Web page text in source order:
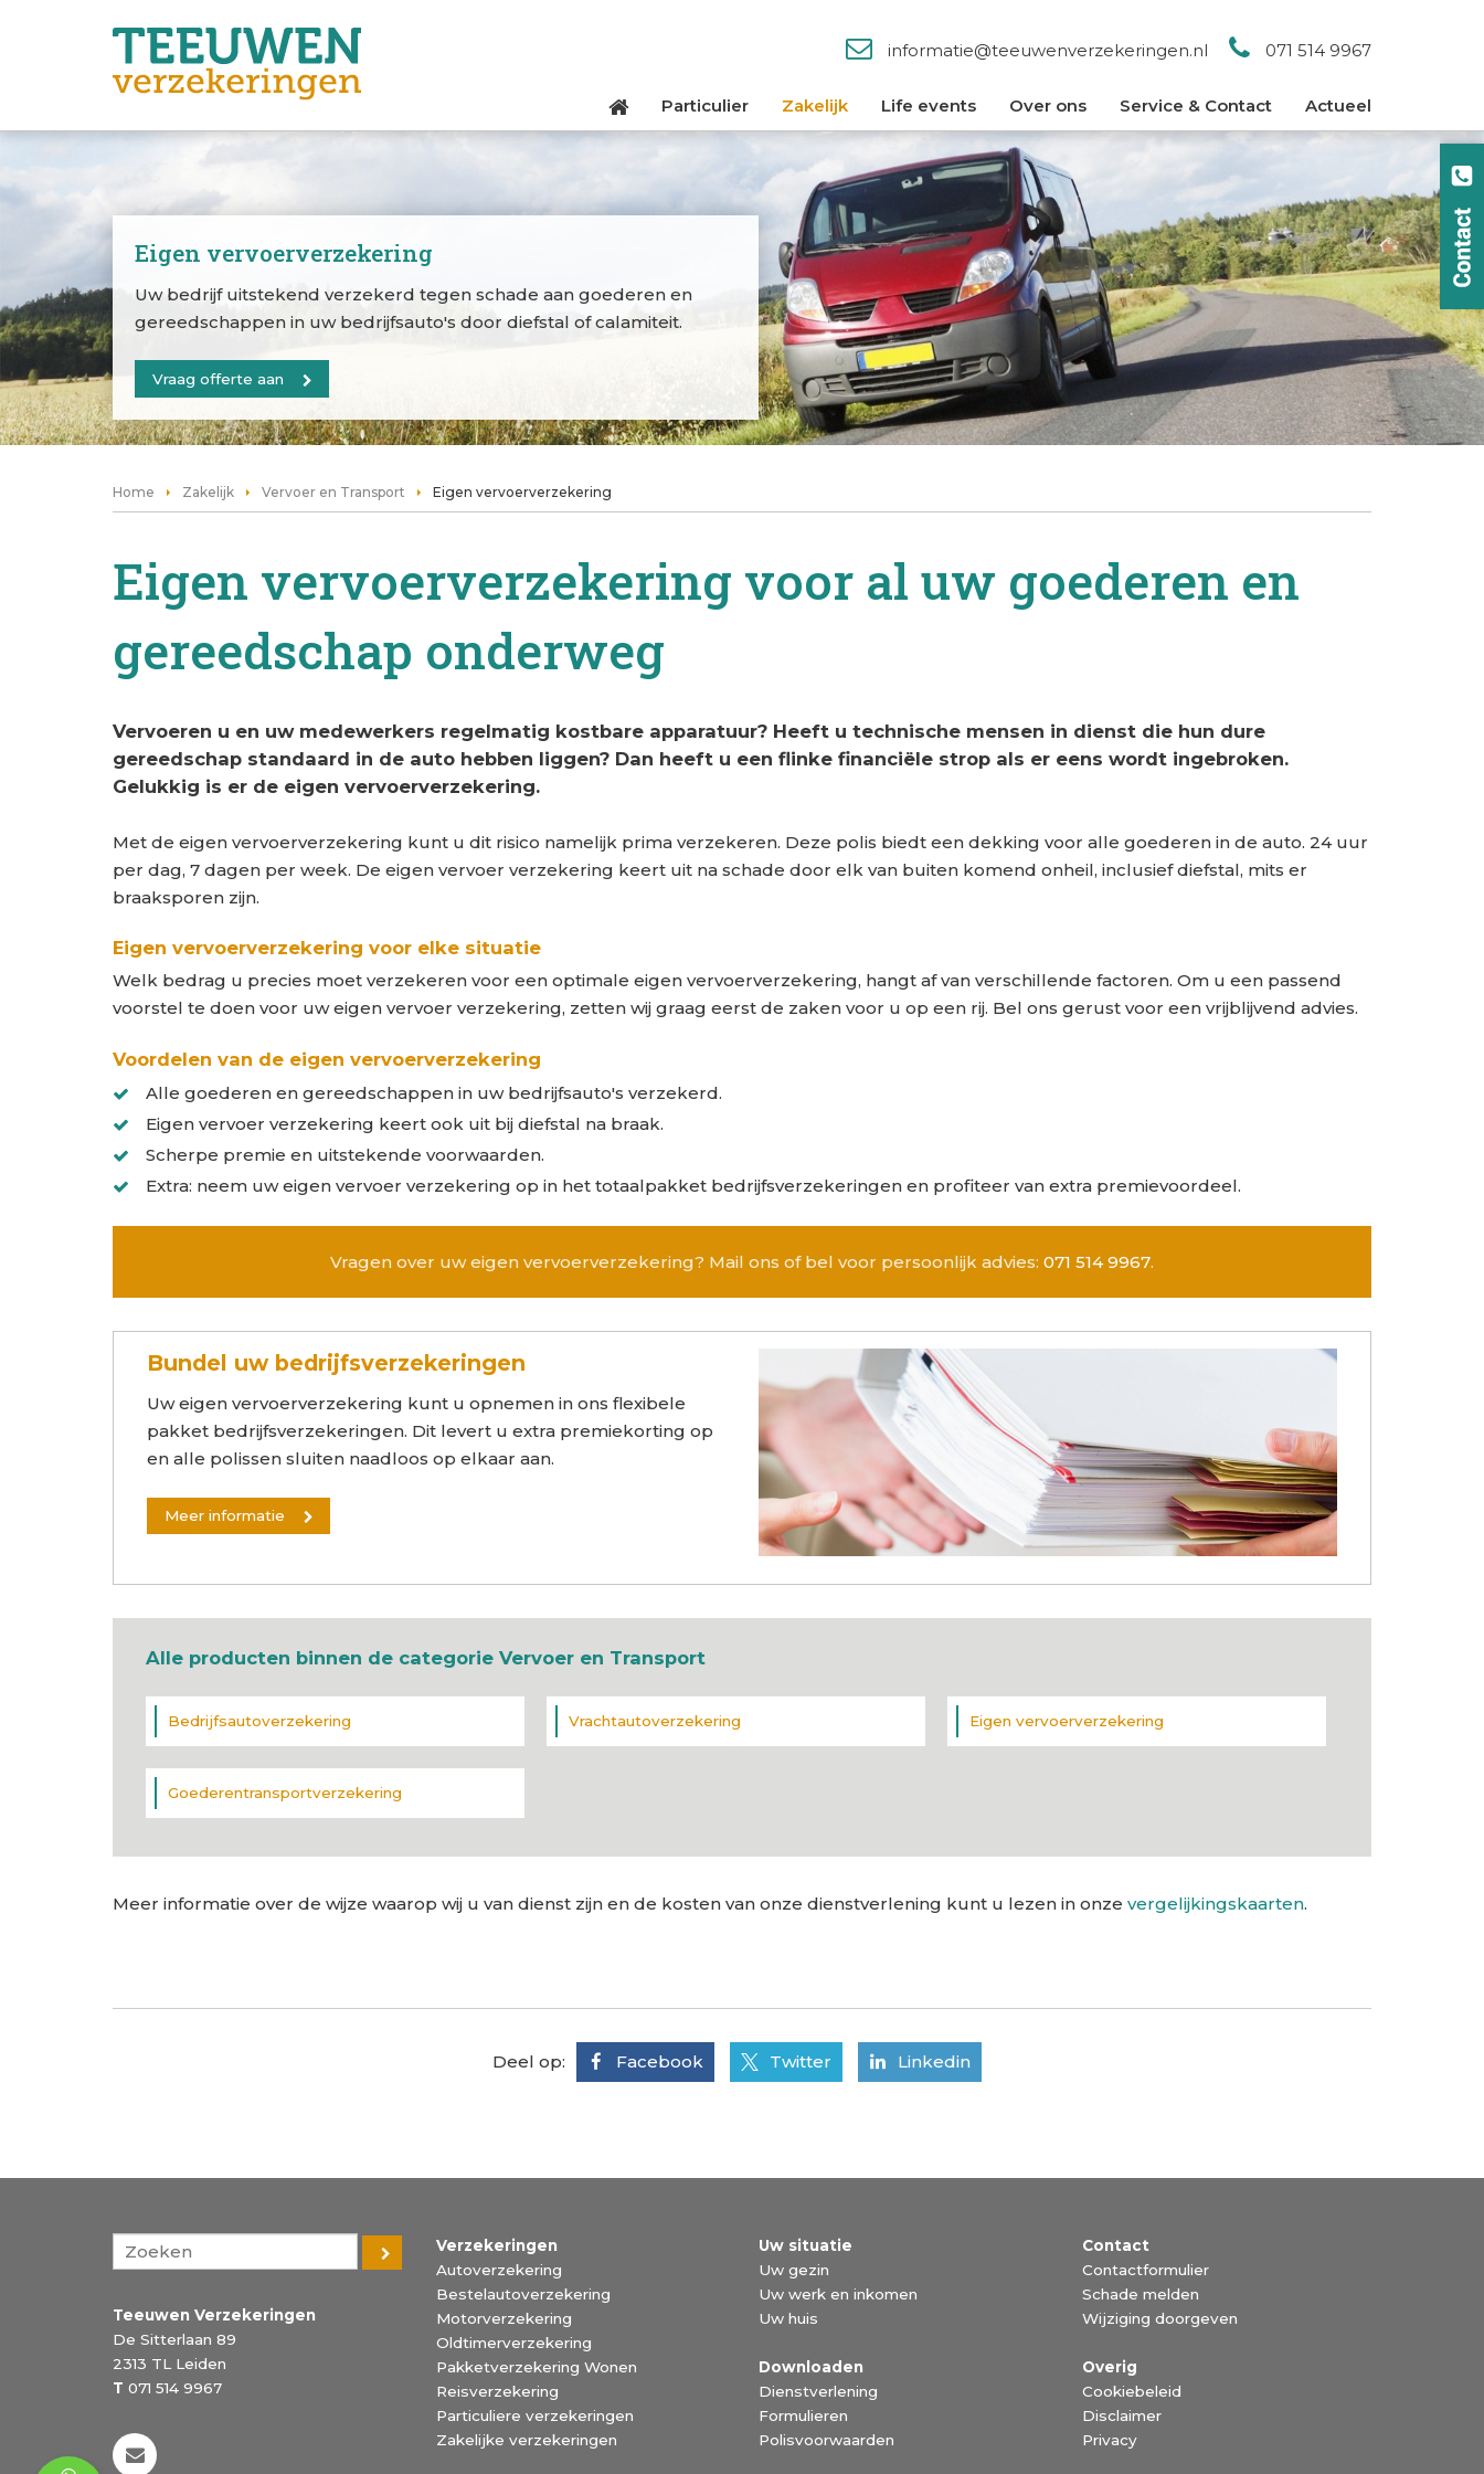
informatie@teeuwenverzekeringen.nl 071 514 9967
Particulier Zakelijk Life events Over ons Service & Contact Actueel
Eigen vervoerverzekering
Uw bedrijf uitstekend verzekerd tegen schade aan goederen en
gereedschappen in uw bedrijfsauto's door diefstal of calamiteit.
Vraag offerte aan
Home Zakelijk Vervoer en Transport Eigen vervoerverzekering
Eigen vervoerverzekering voor al uw goederen en
gereedschap onderweg
Vervoeren u en uw medewerkers regelmatig kostbare apparatuur? Heeft u technische mensen in dienst die hun dure
gereedschap standaard in de auto hebben liggen? Dan heeft u een flinke financiële strop als er eens wordt ingebroken.
Gelukkig is er de eigen vervoerverzekering.
Met de eigen vervoerverzekering kunt u dit risico namelijk prima verzekeren. Deze polis biedt een dekking voor alle goederen in de auto. 24 uur
per dag, 7 dagen per week. De eigen vervoer verzekering keert uit na schade door elk van buiten komend onheil, inclusief diefstal, mits er
braaksporen zijn.
Eigen vervoerverzekering voor elke situatie
Welk bedrag u precies moet verzekeren voor een optimale eigen vervoerverzekering, hangt af van verschillende factoren. Om u een passend
voorstel te doen voor uw eigen vervoer verzekering, zetten wij graag eerst de zaken voor u op een rij. Bel ons gerust voor een vrijblijvend advies.
Voordelen van de eigen vervoerverzekering
Alle goederen en gereedschappen in uw bedrijfsauto's verzekerd.
Eigen vervoer verzekering keert ook uit bij diefstal na braak.
Scherpe premie en uitstekende voorwaarden.
Extra: neem uw eigen vervoer verzekering op in het totaalpakket bedrijfsverzekeringen en profiteer van extra premievoordeel.
Vragen over uw eigen vervoerverzekering? Mail ons of bel voor persoonlijk advies: 071 514 9967.
Bundel uw bedrijfsverzekeringen
Uw eigen vervoerverzekering kunt u opnemen in ons flexibele
pakket bedrijfsverzekeringen. Dit levert u extra premiekorting op
en alle polissen sluiten naadloos op elkaar aan.
Meer informatie
Alle producten binnen de categorie Vervoer en Transport
Bedrijfsautoverzekering Vrachtautoverzekering Eigen vervoerverzekering
Goederentransportverzekering
Meer informatie over de wijze waarop wij u van dienst zijn en de kosten van onze dienstverlening kunt u lezen in onze vergelijkingskaarten.
Deel op: Facebook Twitter Linkedin
Teeuwen Verzekeringen
De Sitterlaan 89
2313 TL Leiden
T 071 514 9967
Verzekeringen
Autoverzekering
Bestelautoverzekering
Motorverzekering
Oldtimerverzekering
Pakketverzekering Wonen
Reisverzekering
Particuliere verzekeringen
Zakelijke verzekeringen
Uw situatie
Uw gezin
Uw werk en inkomen
Uw huis
Downloaden
Dienstverlening
Formulieren
Polisvoorwaarden
Contact
Contactformulier
Schade melden
Wijziging doorgeven
Overig
Cookiebeleid
Disclaimer
Privacy